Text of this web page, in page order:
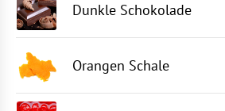
Dunkle Schokolade
Orangen Schale